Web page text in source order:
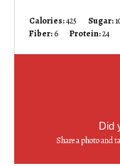
Calories:425 Sugar:
Fiber:6 Protein:24
Did
Share a photo and